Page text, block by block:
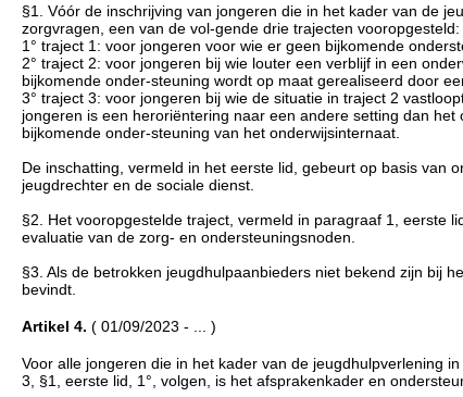
§1. Vóór de inschrijving van jongeren die in het kader van de
zorgvragen, een van de vol-gende drie trajecten vooropgesteld:
1° traject 1: voor jongeren voor wie er geen bijkomende
2° traject 2: voor jongeren bij wie louter een verblijf in een
bijkomende onder-steuning wordt op maat gerealiseerd door
3° traject 3: voor jongeren bij wie de situatie in traject 2
jongeren is een heroriëntering naar een andere setting dan
bijkomende onder-steuning van het onderwijsinternaat.
De inschatting, vermeld in het eerste lid, gebeurt op basis van
jeugdrechter en de sociale dienst.
§2. Het vooropgestelde traject, vermeld in paragraaf 1, eerste
evaluatie van de zorg- en ondersteuningsnoden.
§3. Als de betrokken jeugdhulpaanbieders niet bekend zijn bij
bevindt.
Artikel 4. ( 01/09/2023 - ... )
Voor alle jongeren die in het kader van de jeugdhulpverlening
3, §1, eerste lid, 1°, volgen, is het afsprakenkader en